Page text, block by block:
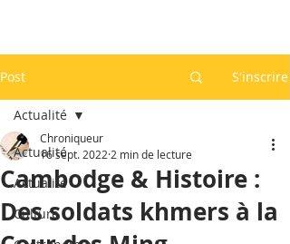
Post S'inscrire
Actualité
Actualité
Culture
Actualité
Cambodge & Histoire :
Des soldats khmers à la
Chroniqueur
16 sept. 2022 2 min de lecture